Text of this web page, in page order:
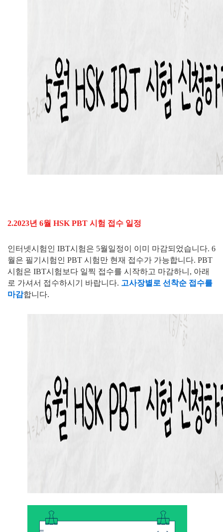
2.2023년 6월 HSK PBT 시험 접수 일정
인터넷시험인 IBT시험은 5월일정이 이미 마감되었습니다. 6
월은 필기시험인 PBT 시험만 현재 접수가 가능합니다. PBT
시험은 IBT시험보다 일찍 접수를 시작하고 마감하니, 아래
로 가셔서 접수하시기 바랍니다. 고사장별로 선착순 접수를
마감합니다.